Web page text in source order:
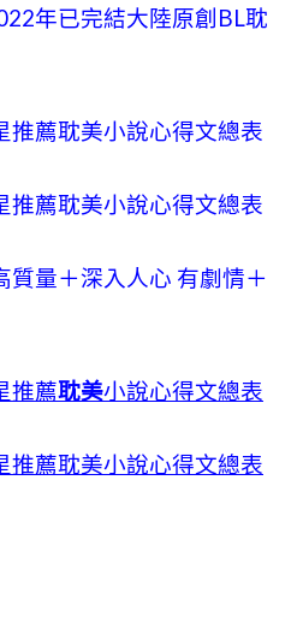
年已完結大陸原創BL耽
推薦耽美小說心得文總表
推薦耽美小說心得文總表
量＋深入人心 有劇情＋
推薦耽美小說心得文總表
推薦耽美小說心得文總表